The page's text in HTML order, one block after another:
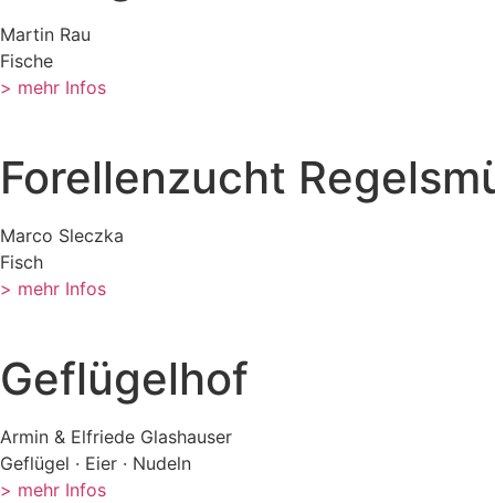
Martin Rau
Fische
> mehr Infos
Forellenzucht
Marco Sleczka
Fisch
> mehr Infos
Geflügelhof
Armin & Elfriede Glashauser
Geflügel · Eier · Nudeln
> mehr Infos